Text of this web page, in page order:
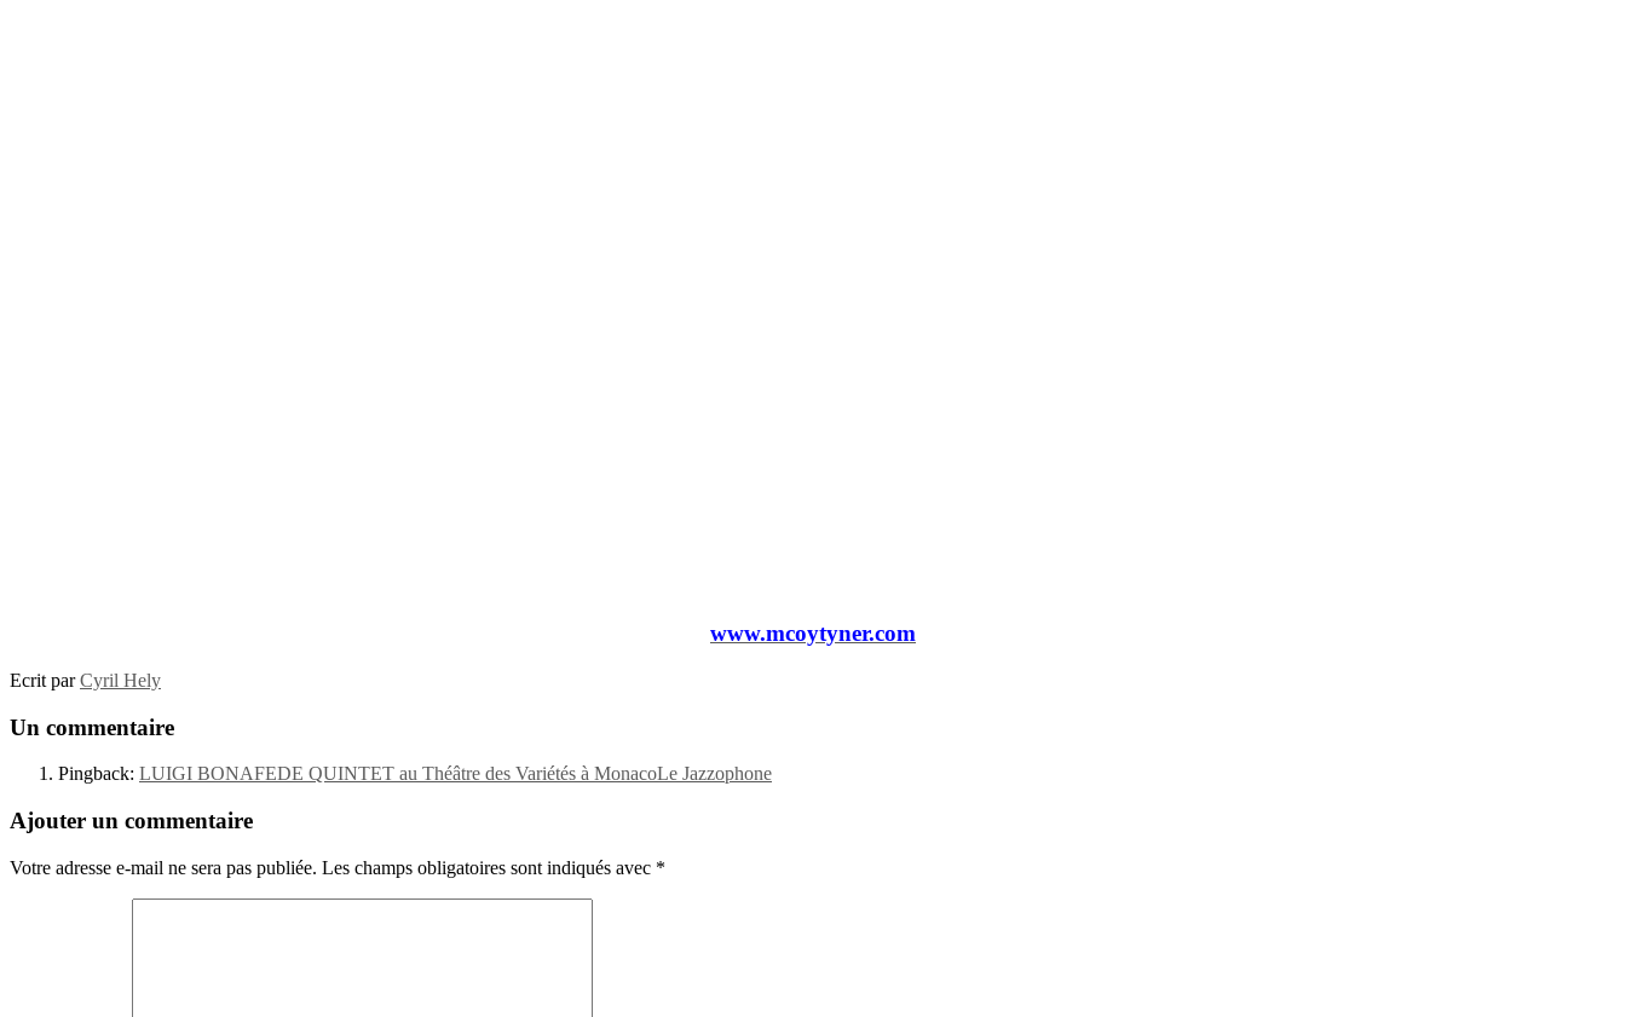
www.mcoytyner.com
Ecrit parCyril Hely
Un commentaire
Pingback: LUIGI BONAFEDE QUINTET au Théâtre des Variétés à MonacoLe Jazzophone
Ajouter un commentaire
Votre adresse e-mail ne sera pas publiée. Les champs obligatoires sont indiqués avec *